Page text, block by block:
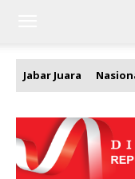
Jabar Juara